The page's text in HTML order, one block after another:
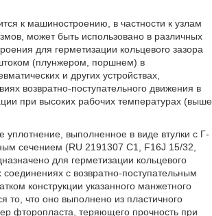
к машиностроению, в частности к узлам
может быть использовано в различных
для герметизации кольцевого зазора
(плунжером, поршнем) в
и других устройствах,
возвратно-поступательного движения в
при высоких рабочих температурах (выше
уплотнение, выполненное в виде втулки с Г-
сечением (RU 2191307 C1, F16J 15/32,
для герметизации кольцевого
с возвратно-поступательным
конструкции указанного манжетного
то, что оно выполнено из пластичного
фторопласта, теряющего прочность при